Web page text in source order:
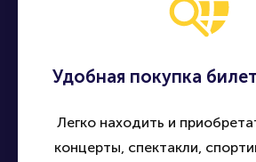
Удобная покупка
Легко находить и
концерты, спектакли,